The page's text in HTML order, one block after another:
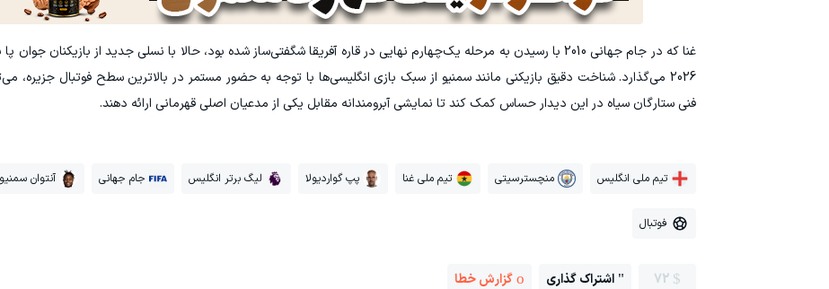
غنا که در جام جهانی 2010 با رسیدن به مرحله یک‌چهارم نهایی در قاره آفریقا شگفتی‌ساز شده بود، حالا با نسلی جدید از بازیکنان
2026 می‌گذارد. شناخت دقیق بازیکنی مانند سمنیو از سبک بازی انگلیسی‌ها با توجه به حضور مستمر در بالاترین سطح فوتبال جزیره،
فنی ستارگان سیاه در این دیدار حساس کمک کند تا نمایشی آبرومندانه مقابل یکی از مدعیان اصلی قهرمانی ارائه دهند.
تیم ملی انگلیس منچسترسیتی تیم ملی غنا پپ گواردیولا لیگ برتر انگلیس جام جهانی آنتوان سمنیو
فوتبال
72 اشتراک گذاری گزارش خطا